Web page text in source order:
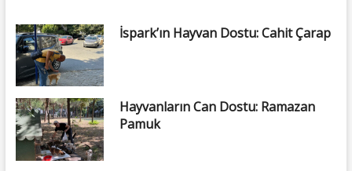
İspark’ın Hayvan Dostu: Cahit Çarap
Hayvanların Can Dostu: Ramazan
Pamuk